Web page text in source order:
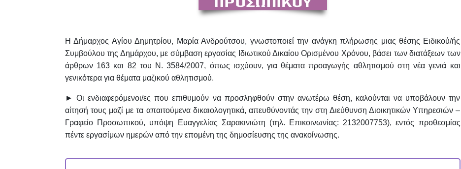
Η Δήμαρχος Αγίου Δημητρίου, Μαρία Ανδρούτσου, γνωστοποιεί την ανάγκη πλήρωσης μιας θέσης Ειδικού/ής
Συμβούλου της Δημάρχου, με σύμβαση εργασίας Ιδιωτικού Δικαίου Ορισμένου Χρόνου, βάσει των διατάξεων των
άρθρων 163 και 82 του Ν. 3584/2007, όπως ισχύουν, για θέματα προαγωγής αθλητισμού στη νέα γενιά και
γενικότερα για θέματα μαζικού αθλητισμού.
► Οι ενδιαφερόμενοι/ες που επιθυμούν να προσληφθούν στην ανωτέρω θέση, καλούνται να υποβάλουν την
αίτησή τους μαζί με τα απαιτούμενα δικαιολογητικά, απευθύνοντάς την στη Διεύθυνση Διοικητικών Υπηρεσιών –
Γραφείο Προσωπικού, υπόψη Ευαγγελίας Σαρακινιώτη (τηλ. Επικοινωνίας: 2132007753), εντός προθεσμίας
πέντε εργασίμων ημερών από την επομένη της δημοσίευσης της ανακοίνωσης.